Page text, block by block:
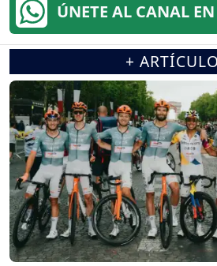
ÚNETE AL CANAL
+